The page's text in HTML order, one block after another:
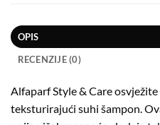
OPIS
RECENZIJE (0)
Alfaparf Style & Care
teksturirajući suhi šampon.